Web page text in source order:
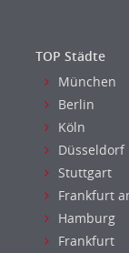
TOP Städte
München
Berlin
Köln
Düsseldorf
Stuttgart
Frankfurt
Hamburg
Frankfurt